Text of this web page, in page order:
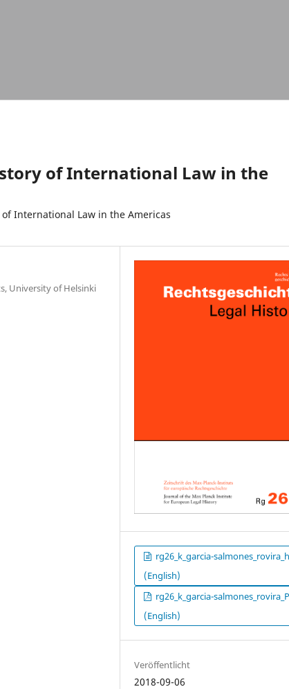
of International Law in the
of International Law in the Americas
University of Helsinki
rg26_k_garcia-
(English)
rg26_k_garcia-
(English)
Veröffentlicht
2018-09-06